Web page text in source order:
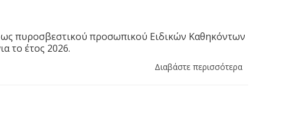
πυροσβεστικού προσωπικού Ειδικών Καθηκόντων
το έτος 2026.
Διαβάστε περισσότερα